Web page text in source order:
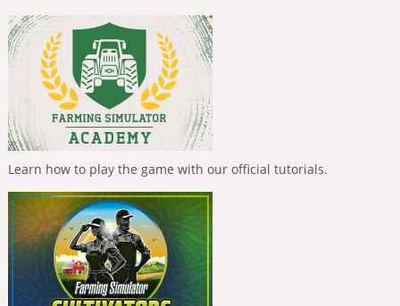
Learn how to play the game with our official tutorials.